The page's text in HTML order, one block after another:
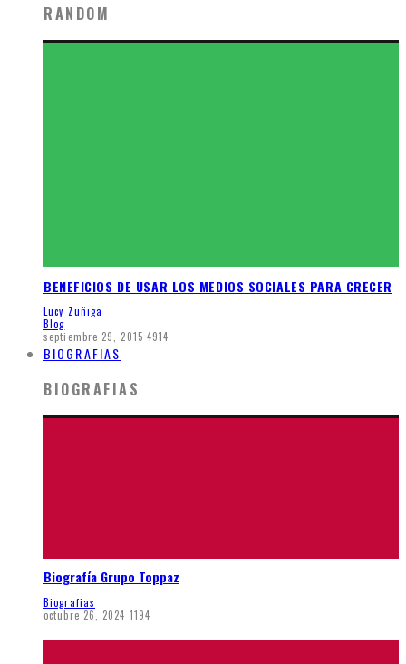
RANDOM
BENEFICIOS DE USAR LOS MEDIOS SOCIALES PARA CRECER
Lucy Zuñiga
Blog
septiembre 29, 2015 4914
BIOGRAFIAS
BIOGRAFIAS
Biografía Grupo Toppaz
Biografias
octubre 26, 2024 1194